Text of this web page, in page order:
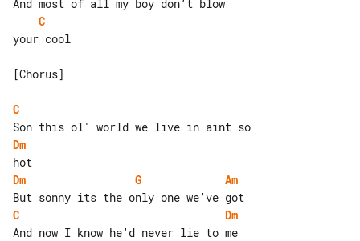
C
your cool
[Chorus]
C
Dm
Dm
G
Am
C
Dm